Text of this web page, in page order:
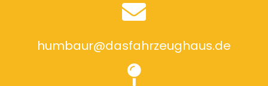
humbaur@dasfahrzeughaus.de